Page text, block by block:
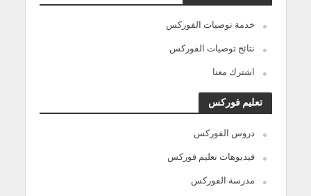
خدمة توصيات الفوركس
نتائج توصيات الفوركس
اشترك معنا
تعليم فوركس
دروس الفوركس
فيديوهات تعليم فوركس
مدرسة الفوركس